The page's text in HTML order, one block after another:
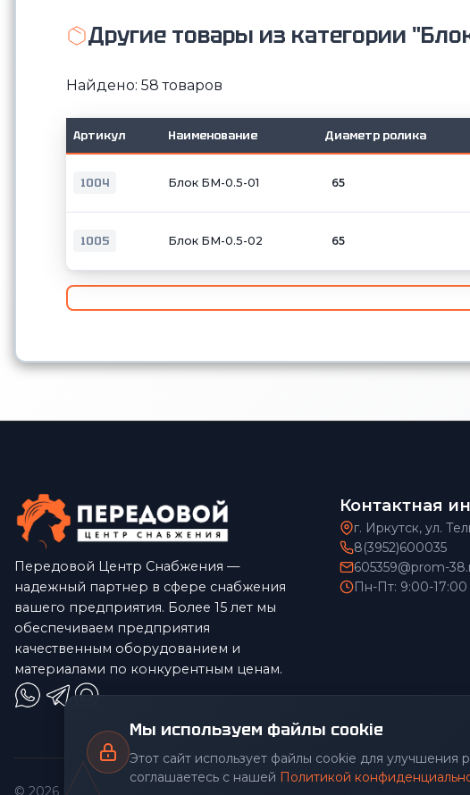
Другие товары из категории
Найдено: 58 товаров
Артикул Наименование Диаметр ролика
1004 Блок БМ-0.5-01 65
1005 Блок БМ-0.5-02 65
Мы используем файлы cookie
Этот сайт использует файлы cookie для улучшения
соглашаетесь с нашей Политикой
Передовой Центр Снабжения —
надежный партнер в сфере снабжения
вашего предприятия. Более 15 лет мы
обеспечиваем предприятия
качественным оборудованием и
материалами по конкурентным ценам.
Контактная
г. Иркутск, ул.
8(3952)600035
605359@prom-
Пн-Пт: 9:00-17:00
© 2026 Передовой Центр снабжения. Все права защищены.